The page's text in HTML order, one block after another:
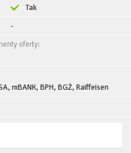
Tak
-
oferty:
mBANK, BPH, BGŻ, Raiffeisen